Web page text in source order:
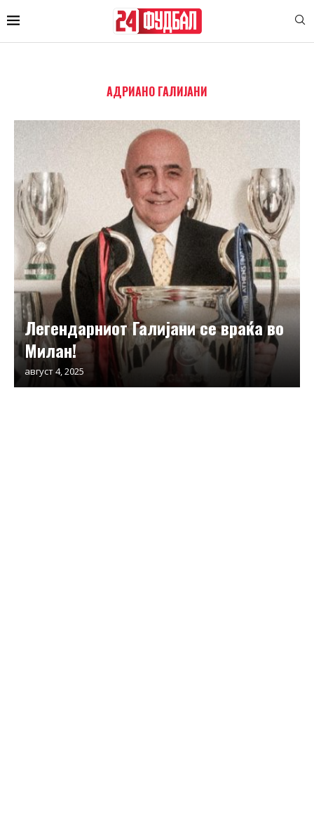
АДРИАНО ГАЛИЈАНИ
Легендарниот Галијани се враќа во
Милан!
август 4, 2025